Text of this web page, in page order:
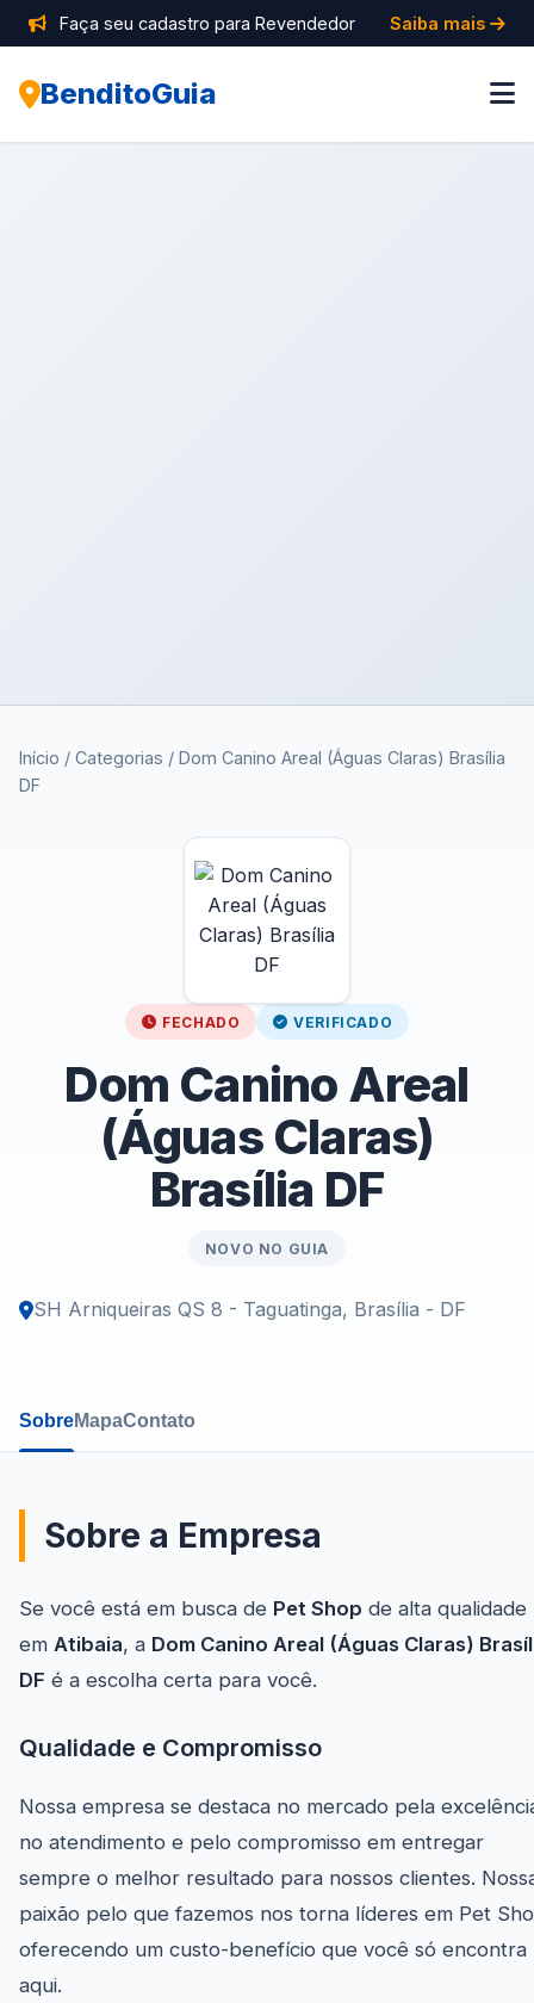
Faça seu cadastro para Revendedor Saiba mais
BenditoGuia
Início / Categorias / Dom Canino Areal (Águas Claras) Brasília
DF
FECHADO VERIFICADO
Dom Canino Areal
(Águas Claras)
Brasília DF
NOVO NO GUIA
SH Arniqueiras QS 8 - Taguatinga, Brasília - DF
SobreMapaContato
Sobre a Empresa
Se você está em busca de Pet Shop de alta qualidade
em Atibaia, a Dom Canino Areal (Águas Claras)
DF é a escolha certa para você.
Qualidade e Compromisso
Nossa empresa se destaca no mercado pela
no atendimento e pelo compromisso em entregar
sempre o melhor resultado para nossos clientes.
paixão pelo que fazemos nos torna líderes em Pet
oferecendo um custo-benefício que você só encontra
aqui.